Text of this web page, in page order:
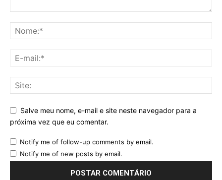
Salve meu nome, e-mail e site neste navegador para a
próxima vez que eu comentar.
Notify me of follow-up comments by email.
Notify me of new posts by email.